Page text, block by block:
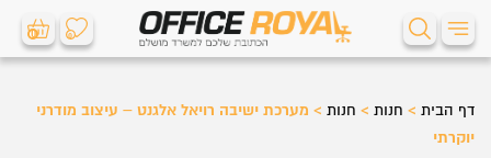
0 0
דף הבית > חנות > חנות > מערכת ישיבה רויאל אלגנט – עיצוב מודרני
יוקרתי